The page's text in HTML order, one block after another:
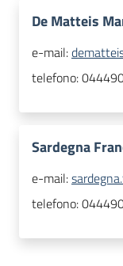
De Matteis
e-mail:
telefono:
Sardegna
e-mail:
telefono: